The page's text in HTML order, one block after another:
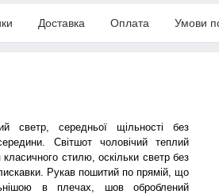
Доставка Оплата Умови
светр, середньої щільності без
Світшот чоловічий теплий
стилю, оскільки светр без
Рукав пошитий по прямій, що
в плечах, шов оброблений